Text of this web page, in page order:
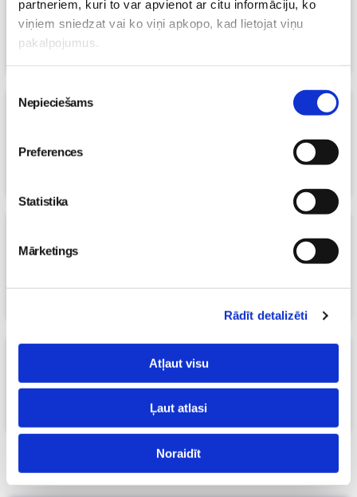
partneriem, kuri to var apvienot ar citu informāciju, ko
viņiem sniedzat vai ko viņi apkopo, kad lietojat viņu
pakalpojumus.
izvēle
Nepieciešams
Preferences
Statistika
Mārketings
Rādīt detalizēti
Atļaut visu
Ļaut atlasi
Noraidīt
apakšveļa arī. Kā izvēlēties īsto?
Apsārtusi sejas āda. Pirmais LEGO
21. Nov 2025, 11:06
pa solim
Māmiņu klubs